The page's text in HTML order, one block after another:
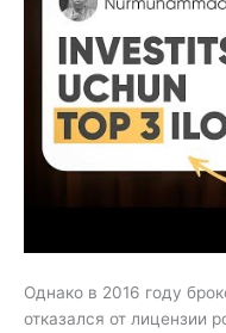
Однако в 2016 году
отказался от лицензии